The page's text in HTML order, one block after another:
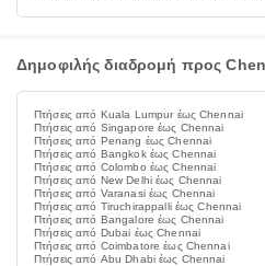
Δημοφιλής διαδρομή προς
Πτήσεις από Kuala Lumpur έως Chennai
Πτήσεις από Singapore έως Chennai
Πτήσεις από Penang έως Chennai
Πτήσεις από Bangkok έως Chennai
Πτήσεις από Colombo έως Chennai
Πτήσεις από New Delhi έως Chennai
Πτήσεις από Varanasi έως Chennai
Πτήσεις από Tiruchirappalli έως Chennai
Πτήσεις από Bangalore έως Chennai
Πτήσεις από Dubai έως Chennai
Πτήσεις από Coimbatore έως Chennai
Πτήσεις από Abu Dhabi έως Chennai